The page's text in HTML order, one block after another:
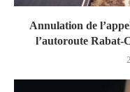
Annulation de
l’autoroute Rabat-